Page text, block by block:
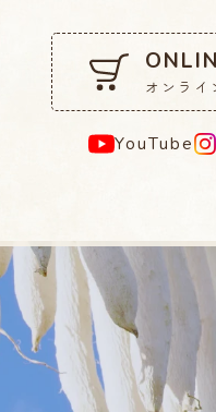
オンライ
YouTube